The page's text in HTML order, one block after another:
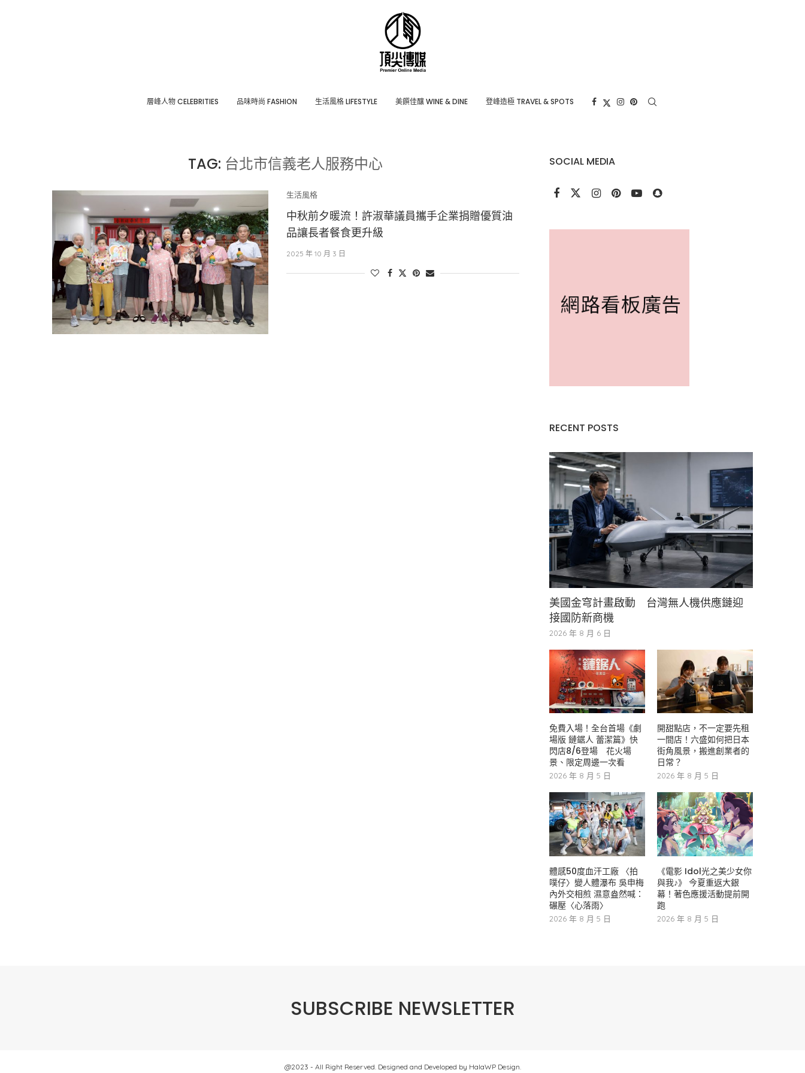
層峰⼈物 CELEBRITIES 品味時尚 FASHION ⽣活風格 LIFESTYLE 美饌佳釀 WINE & DINE 登峰造極 TRAVEL & SPOTS
TAG: 台北市信義老人服務中心
生活風格
中秋前夕暖流！許淑華議員攜手企業捐贈優質油
品讓長者餐食更升級
2025 年 10 月 3 日
SOCIAL MEDIA
RECENT POSTS
美國金穹計畫啟動 台灣無人機供應鏈迎
接國防新商機
2026 年 8 月 6 日
免費入場！全台首場《劇
場版 鏈鋸人 蕾潔篇》快
閃店8/6登場 花火場
景、限定周邊一次看
2026 年 8 月 5 日
開甜點店，不一定要先租
一間店！六盛如何把日本
街角風景，搬進創業者的
日常？
2026 年 8 月 5 日
體感50度血汗工廠 〈拍
噗仔〉變人體瀑布 吳申梅
內外交相煎 濕意盎然喊：
碾壓〈心落雨〉
2026 年 8 月 5 日
《電影 Idol光之美少女你
與我♪》 今夏重返大銀
幕！著色應援活動提前開
跑
2026 年 8 月 5 日
SUBSCRIBE NEWSLETTER
@2023 - All Right Reserved. Designed and Developed by HalaWP Design.